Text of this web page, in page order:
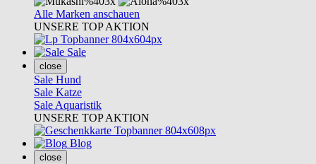
Alle Marken anschauen
UNSERE TOP AKTION
Sale
close
Sale Hund
Sale Katze
Sale Aquaristik
UNSERE TOP AKTION
Blog
close